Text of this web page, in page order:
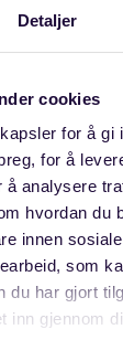
Detaljer
cookies
for å gi
for å
å analysere
hvordan du
innen
som
du har gjort
inn gjennom
og redusere
vil
ved at
at andre
vil i
gjør det